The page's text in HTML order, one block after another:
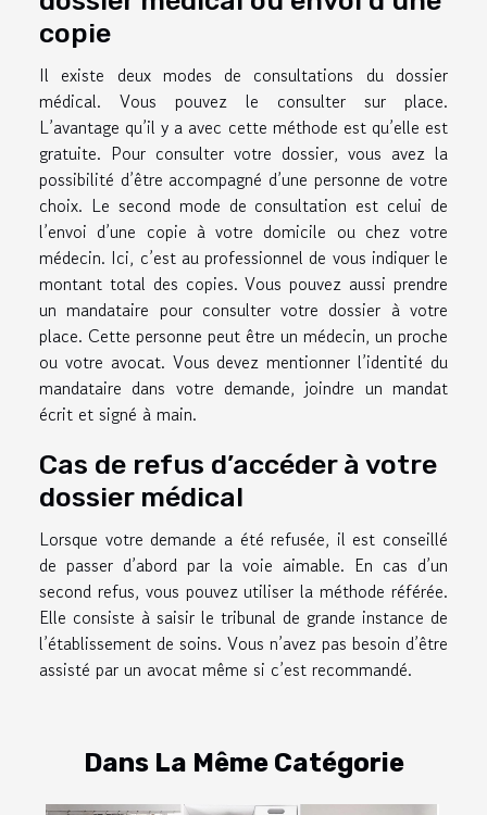
copie
Il existe deux modes de consultations du dossier
médical. Vous pouvez le consulter sur place.
L’avantage qu’il y a avec cette méthode est qu’elle est
gratuite. Pour consulter votre dossier, vous avez la
possibilité d’être accompagné d’une personne de votre
choix. Le second mode de consultation est celui de
l’envoi d’une copie à votre domicile ou chez votre
médecin. Ici, c’est au professionnel de vous indiquer le
montant total des copies. Vous pouvez aussi prendre
un mandataire pour consulter votre dossier à votre
place. Cette personne peut être un médecin, un proche
ou votre avocat. Vous devez mentionner l’identité du
mandataire dans votre demande, joindre un mandat
écrit et signé à main.
Cas de refus d’accéder à votre
dossier médical
Lorsque votre demande a été refusée, il est conseillé
de passer d’abord par la voie aimable. En cas d’un
second refus, vous pouvez utiliser la méthode référée.
Elle consiste à saisir le tribunal de grande instance de
l’établissement de soins. Vous n’avez pas besoin d’être
assisté par un avocat même si c’est recommandé.
Dans La Même Catégorie